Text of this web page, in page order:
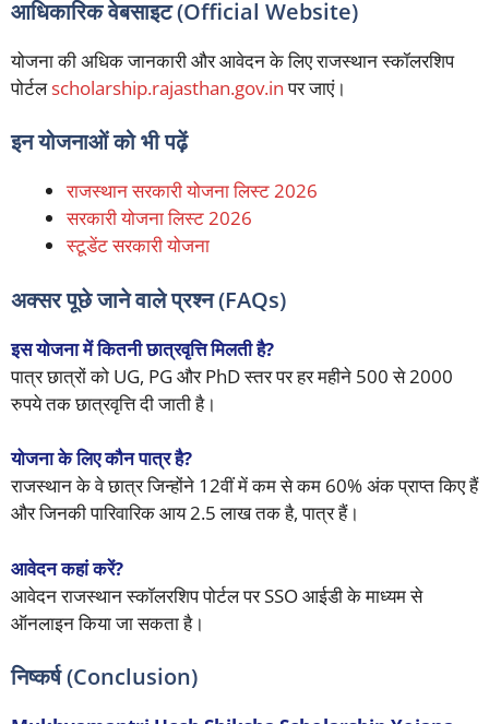
आधिकारिक वेबसाइट (Official Website)
योजना की अधिक जानकारी और आवेदन के लिए राजस्थान स्कॉलरशिप
पोर्टलscholarship.rajasthan.gov.inपर जाएं।
इन योजनाओं को भी पढ़ें
राजस्थान सरकारी योजना लिस्ट 2026
सरकारी योजना लिस्ट 2026
स्टूडेंट सरकारी योजना
अक्सर पूछे जाने वाले प्रश्न (FAQs)
इस योजना में कितनी छात्रवृत्ति मिलती है?
पात्र छात्रों को UG, PG और PhD स्तर पर हर महीने 500 से 2000
रुपये तक छात्रवृत्ति दी जाती है।
योजना के लिए कौन पात्र है?
राजस्थान के वे छात्र जिन्होंने 12वीं में कम से कम 60% अंक प्राप्त किए हैं
और जिनकी पारिवारिक आय 2.5 लाख तक है, पात्र हैं।
आवेदन कहां करें?
आवेदन राजस्थान स्कॉलरशिप पोर्टल पर SSO आईडी के माध्यम से
ऑनलाइन किया जा सकता है।
निष्कर्ष (Conclusion)